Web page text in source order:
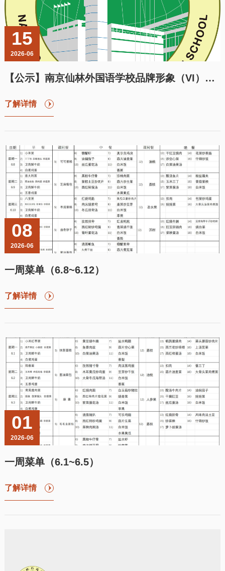
15
2026-06
【公示】南京仙林外国语学校品牌形象（VI）系统设计项目招标结果
了解详情
08
2026-06
一周菜单（6.8~6.12）
了解详情
01
2026-06
一周菜单（6.1~6.5）
了解详情